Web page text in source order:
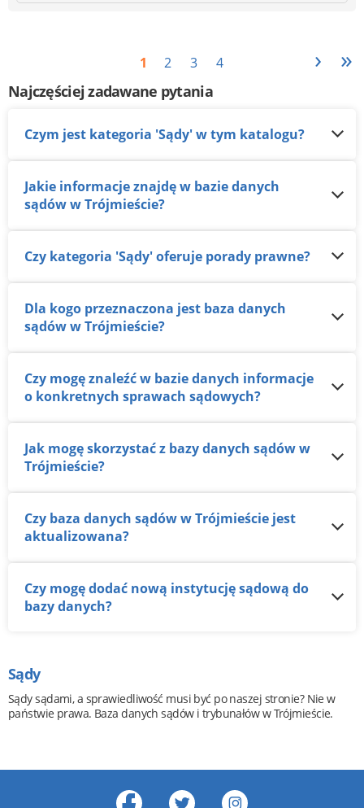
1 2 3 4 › »
Najczęściej zadawane pytania
Czym jest kategoria 'Sądy' w tym katalogu?
Jakie informacje znajdę w bazie danych
sądów w Trójmieście?
Czy kategoria 'Sądy' oferuje porady prawne?
Dla kogo przeznaczona jest baza danych
sądów w Trójmieście?
Czy mogę znaleźć w bazie danych informacje
o konkretnych sprawach sądowych?
Jak mogę skorzystać z bazy danych sądów w
Trójmieście?
Czy baza danych sądów w Trójmieście jest
aktualizowana?
Czy mogę dodać nową instytucję sądową do
bazy danych?
Sądy
Sądy sądami, a sprawiedliwość musi być po naszej stronie? Nie w
państwie prawa. Baza danych sądów i trybunałów w Trójmieście.